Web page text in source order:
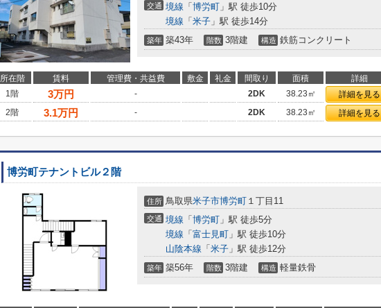
交通 境線 「 博労町 」駅 徒歩10分
境線 「 米子 」駅 徒歩14分
築年 築43年 階数 3階建 構造 鉄筋コンクリート
所在階 賃料 管理費・共益費 敷金 礼金 間取り 面積 詳細
1階
3万円 - 2DK 38.23㎡ 詳細を見る
2階
3.1万円 - 2DK 38.23㎡ 詳細を見る
博労町テナントビル２階
住所 鳥取県米子市博労町 １丁目11
交通 境線 「 博労町 」駅 徒歩5分
境線 「 富士見町 」駅 徒歩10分
山陰本線 「 米子 」駅 徒歩12分
築年 築56年 階数 3階建 構造 軽量鉄骨